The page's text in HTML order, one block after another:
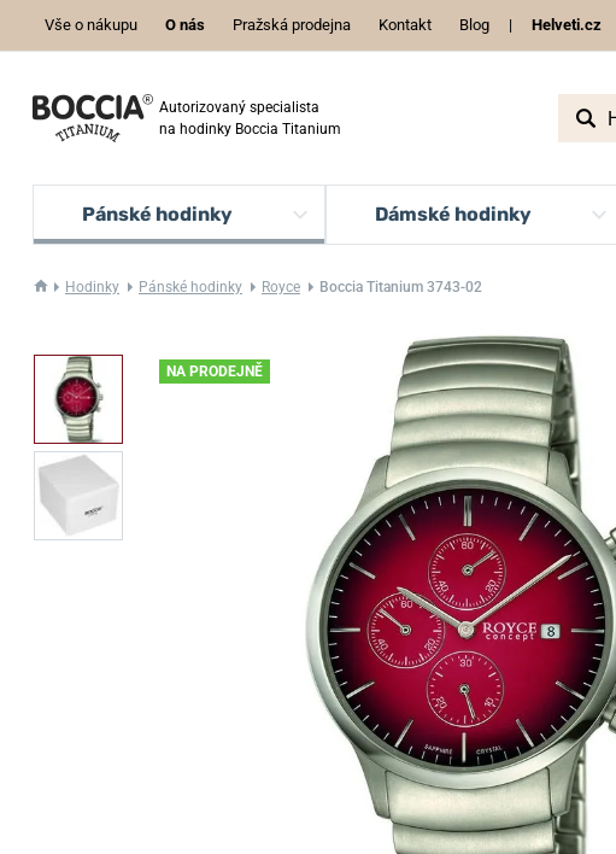
Vše o nákupu O nás Pražská prodejna Kontakt Blog | Helveti.cz
Autorizovaný specialista
na hodinky Boccia Titanium
Pánské hodinky Dámské hodinky
Hodinky Pánské hodinky Royce Boccia Titanium 3743-02
NA PRODEJNĚ